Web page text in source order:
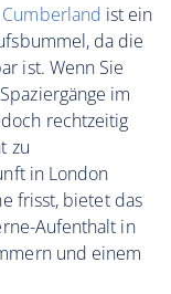
ist ein
da die
ist. Wenn Sie
im
rechtzeitig
zu
in London
frisst, bietet das
Aufenthalt in
und einem